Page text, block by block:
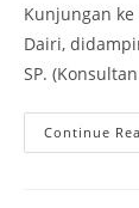
Kunjungan ke
Dairi,
SP.
Continue